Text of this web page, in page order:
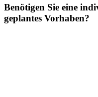
Benötigen Sie eine
geplantes Vorhaben?